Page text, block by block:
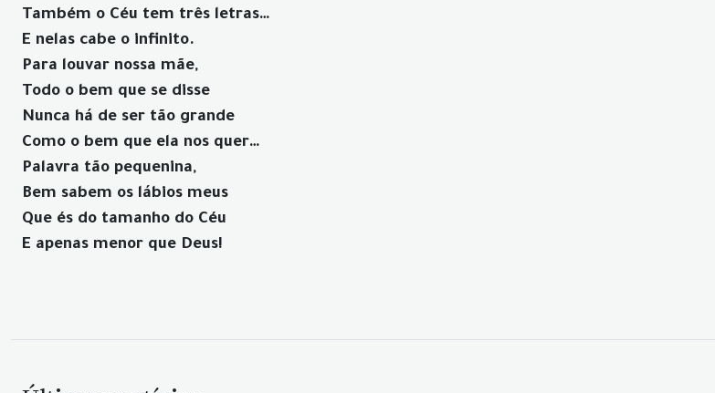
Também o Céu tem três letras…
E nelas cabe o infinito.
Para louvar nossa mãe,
Todo o bem que se disse
Nunca há de ser tão grande
Como o bem que ela nos quer…
Palavra tão pequenina,
Bem sabem os lábios meus
Que és do tamanho do Céu
E apenas menor que Deus!